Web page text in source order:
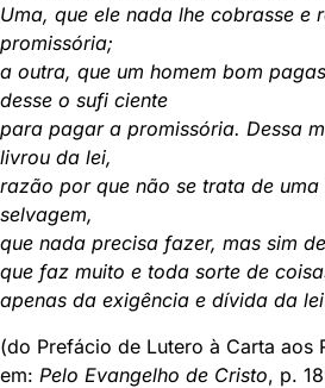
Uma, que ele nada lhe cobrasse e
promissória;
a outra, que um homem bom
desse o sufi ciente
para pagar a promissória. Dessa
livrou da lei,
razão por que não se trata de
selvagem,
que nada precisa fazer, mas sim
que faz muito e toda sorte de
apenas da exigência e dívida da lei
(do Prefácio de Lutero à Carta aos
em: Pelo Evangelho de Cristo, p.